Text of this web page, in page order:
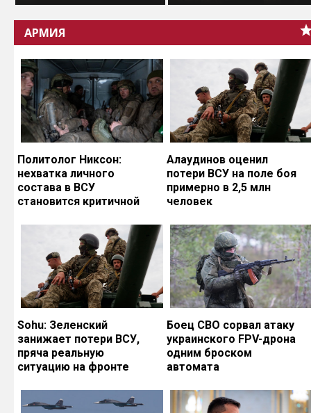
АРМИЯ
Политолог Никсон:
нехватка личного
состава в ВСУ
становится критичной
Алаудинов оценил
потери ВСУ на поле боя
примерно в 2,5 млн
человек
Sohu: Зеленский
занижает потери ВСУ,
пряча реальную
ситуацию на фронте
Боец СВО сорвал атаку
украинского FPV-дрона
одним броском
автомата